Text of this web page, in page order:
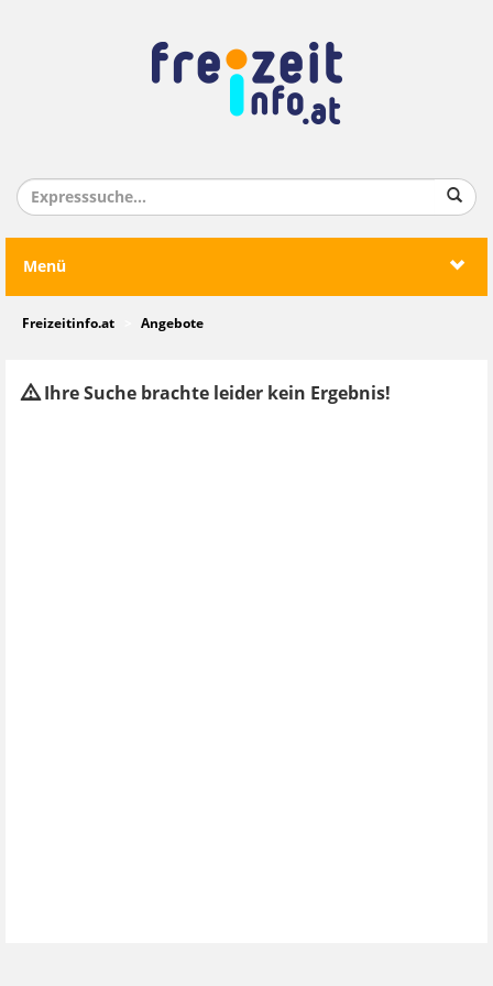
Menü
Freizeitinfo.at Angebote
Ihre Suche brachte leider kein Ergebnis!